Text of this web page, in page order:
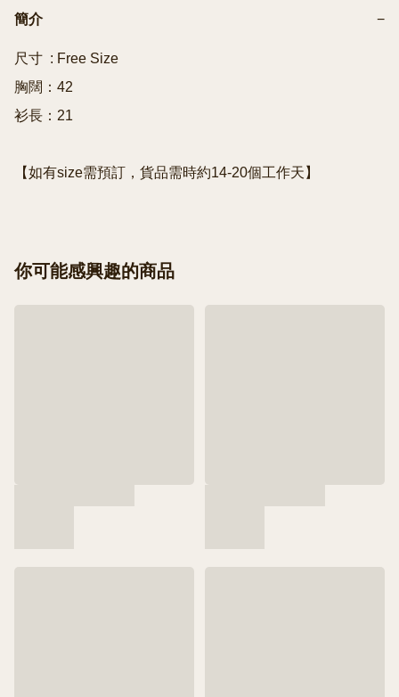
簡介 −
尺寸  : Free Size
胸闊：42
衫長：21
【如有size需預訂，貨品需時約14-20個工作天】
你可能感興趣的商品